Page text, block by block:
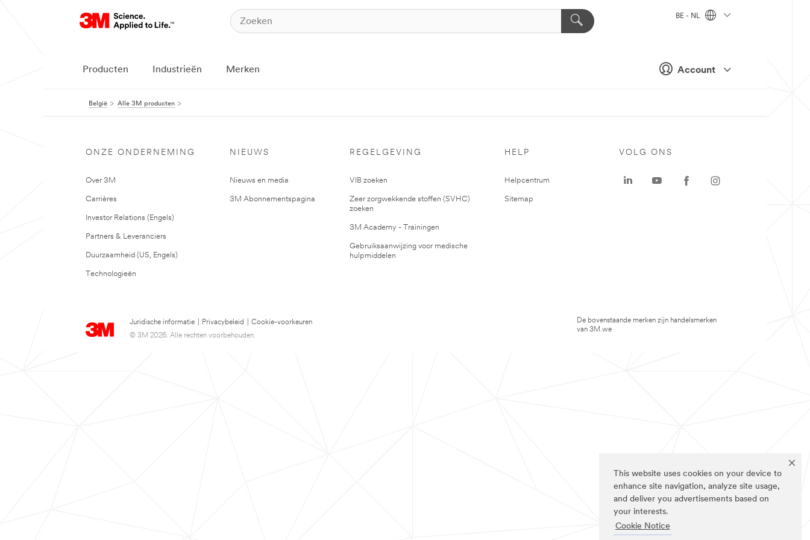
This website uses cookies on your device to
enhance site navigation, analyze site usage,
and deliver you advertisements based on
your interests.
Cookie Notice
Account
BE - NL
Producten Industrieën Merken
België Alle 3M producten
ONZE ONDERNEMING
Over 3M
Carrières
Investor Relations (Engels)
Partners & Leveranciers
Duurzaamheid (US, Engels)
Technologieën
NIEUWS
Nieuws en media
3M Abonnementspagina
REGELGEVING
VIB zoeken
Zeer zorgwekkende stoffen (SVHC)
zoeken
3M Academy - Trainingen
Gebruiksaanwijzing voor medische
hulpmiddelen
HELP
Helpcentrum
Sitemap
Juridische informatie Privacybeleid
Cookie-voorkeuren
© 3M 2026. Alle rechten voorbehouden.
VOLG ONS
De bovenstaande merken zijn handelsmerken
van 3M.we